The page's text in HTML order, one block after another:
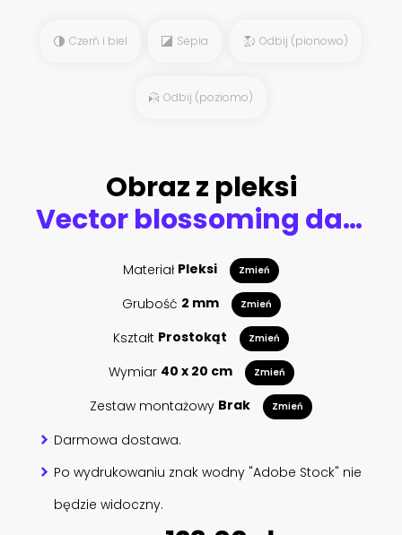
Czerń i biel Sepia Odbij (pionowo)
Odbij (poziomo)
Obraz z pleksi
Vector blossoming daisy flowers field, nature border isolated.
Materiał Pleksi Zmień
Grubość 2 mm Zmień
Kształt Prostokąt Zmień
Wymiar 40 x 20 cm Zmień
Zestaw montażowy Brak Zmień
Darmowa dostawa.
Po wydrukowaniu znak wodny "Adobe Stock" nie
będzie widoczny.